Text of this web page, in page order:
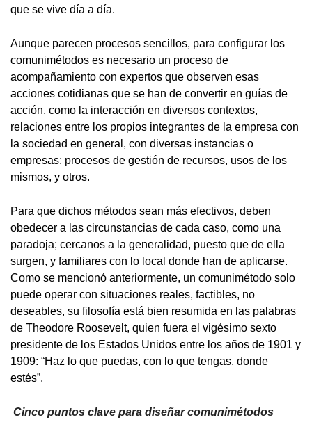
que se vive día a día.
Aunque parecen procesos sencillos, para configurar los
comunimétodos es necesario un proceso de
acompañamiento con expertos que observen esas
acciones cotidianas que se han de convertir en guías de
acción, como la interacción en diversos contextos,
relaciones entre los propios integrantes de la empresa con
la sociedad en general, con diversas instancias o
empresas; procesos de gestión de recursos, usos de los
mismos, y otros.
Para que dichos métodos sean más efectivos, deben
obedecer a las circunstancias de cada caso, como una
paradoja; cercanos a la generalidad, puesto que de ella
surgen, y familiares con lo local donde han de aplicarse.
Como se mencionó anteriormente, un comunimétodo solo
puede operar con situaciones reales, factibles, no
deseables, su filosofía está bien resumida en las palabras
de Theodore Roosevelt, quien fuera el vigésimo sexto
presidente de los Estados Unidos entre los años de 1901 y
1909: “Haz lo que puedas, con lo que tengas, donde
estés”.
Cinco puntos clave para diseñar comunimétodos